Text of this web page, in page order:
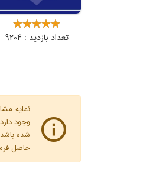
تعداد بازدید : 9204
نمایه
وجود
شده
حاصل